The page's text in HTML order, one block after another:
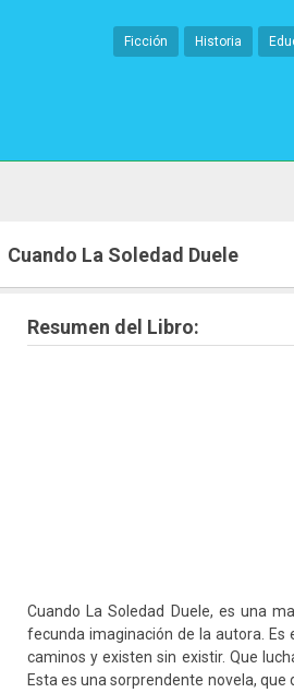
Ficción Historia
Cuando La Soledad Duele
Resumen del Libro:
Cuando La Soledad Duele, es una
fecunda imaginación de la autora.
caminos y existen sin existir. Que
Esta es una sorprendente novela,